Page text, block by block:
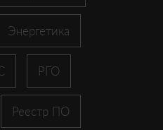
Энергетика
РГО
Реестр ПО